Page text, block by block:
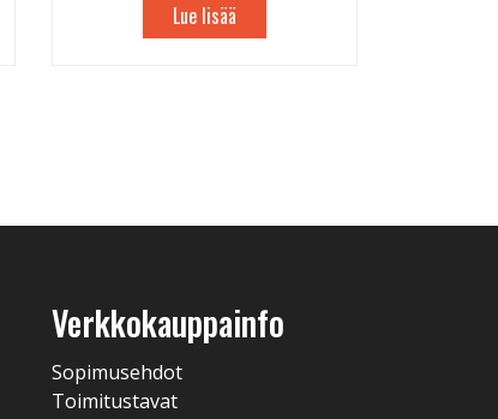
Lue lisää
Verkkokauppainfo
Sopimusehdot
Toimitustavat